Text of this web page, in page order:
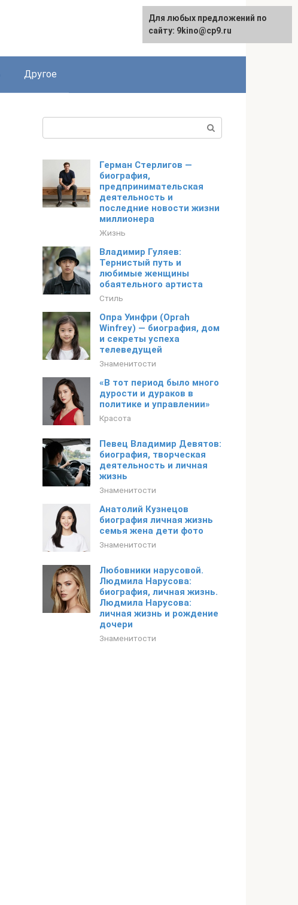
English
Другое
Герман Стерлигов —
биография,
предпринимательская
деятельность и
последние новости жизни
миллионера
Жизнь
Владимир Гуляев:
Тернистый путь и
любимые женщины
обаятельного артиста
Стиль
Опра Уинфри (Oprah
Winfrey) — биография, дом
и секреты успеха
телеведущей
Знаменитости
«В тот период было много
дурости и дураков в
политике и управлении»
Красота
Певец Владимир Девятов:
биография, творческая
деятельность и личная
жизнь
Знаменитости
Анатолий Кузнецов
биография личная жизнь
семья жена дети фото
Знаменитости
Любовники нарусовой.
Людмила Нарусова:
биография, личная жизнь.
Людмила Нарусова:
личная жизнь и рождение
дочери
Знаменитости
Для любых предложений по
сайту: 9kino@cp9.ru